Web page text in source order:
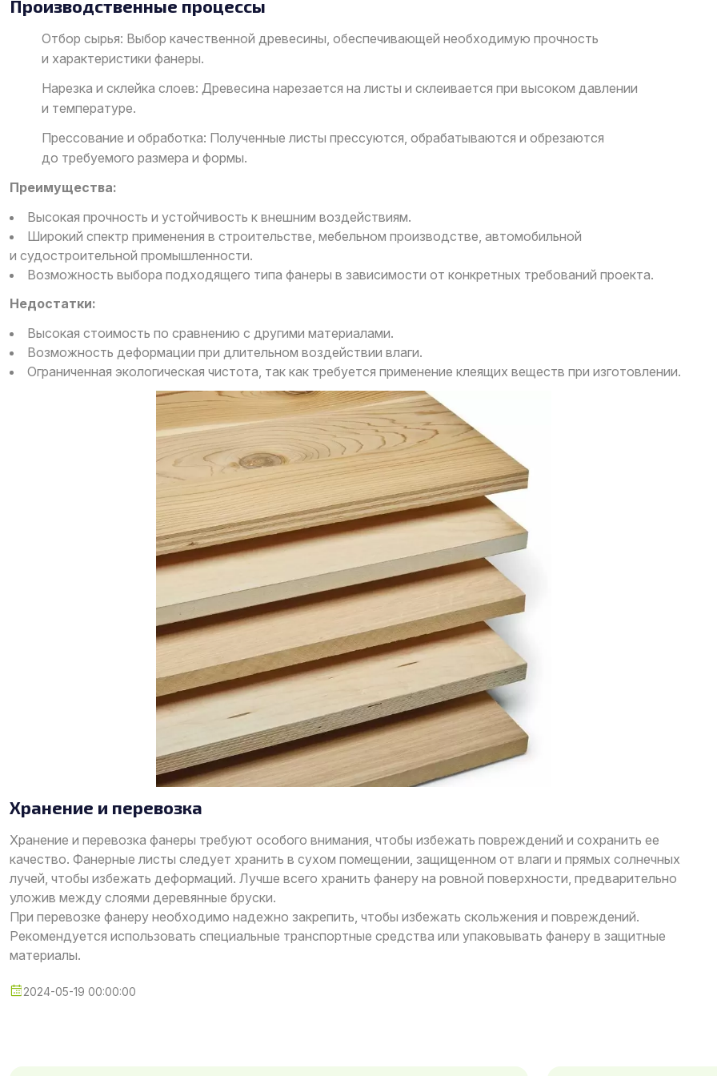
Производственные процессы
Отбор сырья: Выбор качественной древесины, обеспечивающей необходимую прочность
и характеристики фанеры.
Нарезка и склейка слоев: Древесина нарезается на листы и склеивается при высоком давлении
и температуре.
Прессование и обработка: Полученные листы прессуются, обрабатываются и обрезаются
до требуемого размера и формы.
Преимущества:
Высокая прочность и устойчивость к внешним воздействиям.
Широкий спектр применения в строительстве, мебельном производстве, автомобильной
и судостроительной промышленности.
Возможность выбора подходящего типа фанеры в зависимости от конкретных требований проекта.
Недостатки:
Высокая стоимость по сравнению с другими материалами.
Возможность деформации при длительном воздействии влаги.
Ограниченная экологическая чистота, так как требуется применение клеящих веществ при изготовлении.
Хранение и перевозка
Хранение и перевозка фанеры требуют особого внимания, чтобы избежать повреждений и сохранить ее
качество. Фанерные листы следует хранить в сухом помещении, защищенном от влаги и прямых солнечных
лучей, чтобы избежать деформаций. Лучше всего хранить фанеру на ровной поверхности, предварительно
уложив между слоями деревянные бруски.
При перевозке фанеру необходимо надежно закрепить, чтобы избежать скольжения и повреждений.
Рекомендуется использовать специальные транспортные средства или упаковывать фанеру в защитные
материалы.
2024-05-19 00:00:00